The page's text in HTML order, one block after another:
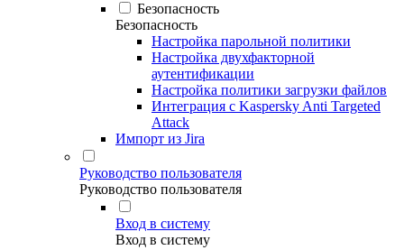
Безопасность
Безопасность
Настройка парольной политики
Настройка двухфакторной
аутентификации
Настройка политики загрузки файлов
Интеграция с Kaspersky Anti Targeted
Attack
Импорт из Jira
Руководство пользователя
Руководство пользователя
Вход в систему
Вход в систему